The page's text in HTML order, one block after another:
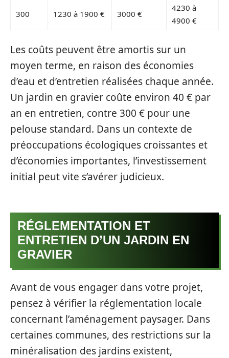
300 1230 à 1900 € 3000 €
4230 à
4900 €
Les coûts peuvent être amortis sur un
moyen terme, en raison des économies
d’eau et d’entretien réalisées chaque année.
Un jardin en gravier coûte environ 40 € par
an en entretien, contre 300 € pour une
pelouse standard. Dans un contexte de
préoccupations écologiques croissantes et
d’économies importantes, l’investissement
initial peut vite s’avérer judicieux.
RÉGLEMENTATION ET
ENTRETIEN D’UN JARDIN EN
GRAVIER
Avant de vous engager dans votre projet,
pensez à vérifier la réglementation locale
concernant l’aménagement paysager. Dans
certaines communes, des restrictions sur la
minéralisation des jardins existent,